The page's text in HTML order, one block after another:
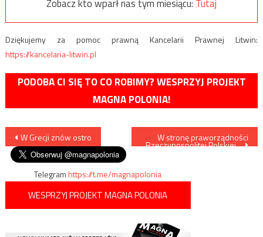
Zobacz kto wparł nas tym miesiącu: Tutaj
Dziękujemy za pomoc prawną Kancelarii Prawnej Litwin:
https://kancelaria-litwin.pl
PODOBA CI SIĘ TO CO ROBIMY? WESPRZYJ PROJEKT
MAGNA POLONIA!
Nawigacja
wpisu
W Grecji znów ostro W stronę praworządności
Rzeczypospolitej Polskiej…
Telegramhttps://t.me/magnapolonia
WESPRZYJ PROJEKT MAGNA POLONIA